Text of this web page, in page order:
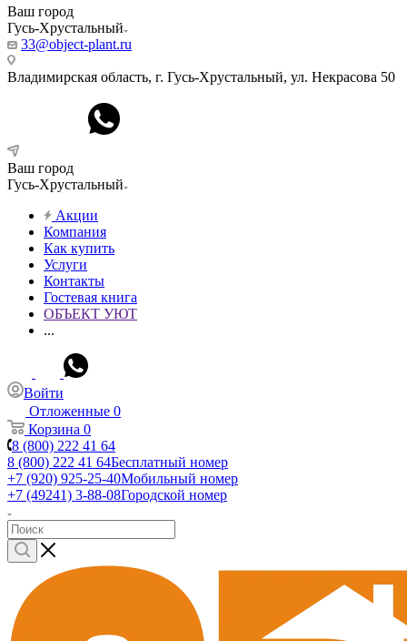
Ваш город
Гусь-Хрустальный
33@object-plant.ru
Владимирская область, г. Гусь-Хрустальный, ул. Некрасова 50
Ваш город
Гусь-Хрустальный
Акции
Компания
Как купить
Услуги
Контакты
Гостевая книга
ОБЪЕКТ УЮТ
...
Войти
Отложенные 0
Корзина 0
8 (800) 222 41 64
8 (800) 222 41 64Бесплатный номер
+7 (920) 925-25-40Мобильный номер
+7 (49241) 3-88-08Городской номер